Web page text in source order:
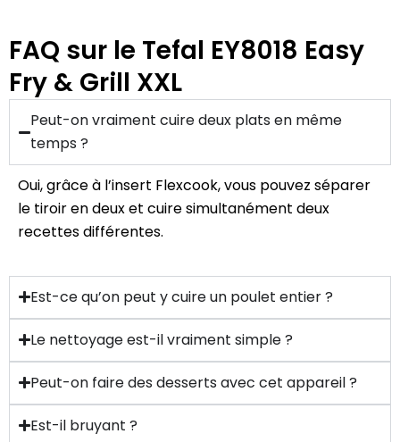
FAQ sur le Tefal EY8018 Easy
Fry & Grill XXL
Peut-on vraiment cuire deux plats en même
temps ?
Oui, grâce à l’insert Flexcook, vous pouvez séparer
le tiroir en deux et cuire simultanément deux
recettes différentes.
Est-ce qu’on peut y cuire un poulet entier ?
Le nettoyage est-il vraiment simple ?
Peut-on faire des desserts avec cet appareil ?
Est-il bruyant ?